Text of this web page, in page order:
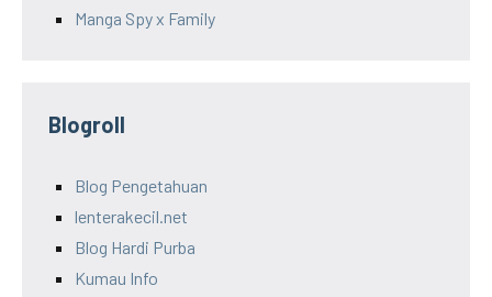
Manga Spy x Family
Blogroll
Blog Pengetahuan
lenterakecil.net
Blog Hardi Purba
Kumau Info